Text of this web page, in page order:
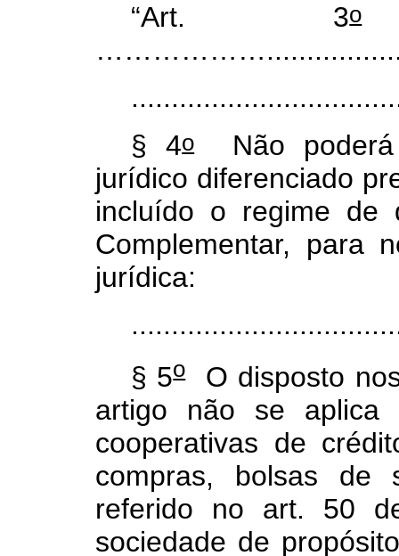
“Art. 3o
§ 4oNão poderá
jurídico diferenciado
incluído o regime
Complementar, para
jurídica:
§ 5oO disposto
artigo não se aplica
cooperativas de
compras, bolsas de
referido no art. 50
sociedade de